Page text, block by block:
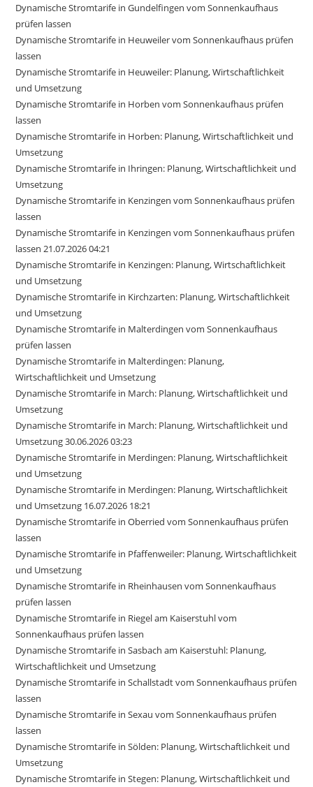
Dynamische Stromtarife in Gundelfingen vom Sonnenkaufhaus
prüfen lassen
Dynamische Stromtarife in Heuweiler vom Sonnenkaufhaus prüfen
lassen
Dynamische Stromtarife in Heuweiler: Planung, Wirtschaftlichkeit
und Umsetzung
Dynamische Stromtarife in Horben vom Sonnenkaufhaus prüfen
lassen
Dynamische Stromtarife in Horben: Planung, Wirtschaftlichkeit und
Umsetzung
Dynamische Stromtarife in Ihringen: Planung, Wirtschaftlichkeit und
Umsetzung
Dynamische Stromtarife in Kenzingen vom Sonnenkaufhaus prüfen
lassen
Dynamische Stromtarife in Kenzingen vom Sonnenkaufhaus prüfen
lassen 21.07.2026 04:21
Dynamische Stromtarife in Kenzingen: Planung, Wirtschaftlichkeit
und Umsetzung
Dynamische Stromtarife in Kirchzarten: Planung, Wirtschaftlichkeit
und Umsetzung
Dynamische Stromtarife in Malterdingen vom Sonnenkaufhaus
prüfen lassen
Dynamische Stromtarife in Malterdingen: Planung,
Wirtschaftlichkeit und Umsetzung
Dynamische Stromtarife in March: Planung, Wirtschaftlichkeit und
Umsetzung
Dynamische Stromtarife in March: Planung, Wirtschaftlichkeit und
Umsetzung 30.06.2026 03:23
Dynamische Stromtarife in Merdingen: Planung, Wirtschaftlichkeit
und Umsetzung
Dynamische Stromtarife in Merdingen: Planung, Wirtschaftlichkeit
und Umsetzung 16.07.2026 18:21
Dynamische Stromtarife in Oberried vom Sonnenkaufhaus prüfen
lassen
Dynamische Stromtarife in Pfaffenweiler: Planung, Wirtschaftlichkeit
und Umsetzung
Dynamische Stromtarife in Rheinhausen vom Sonnenkaufhaus
prüfen lassen
Dynamische Stromtarife in Riegel am Kaiserstuhl vom
Sonnenkaufhaus prüfen lassen
Dynamische Stromtarife in Sasbach am Kaiserstuhl: Planung,
Wirtschaftlichkeit und Umsetzung
Dynamische Stromtarife in Schallstadt vom Sonnenkaufhaus prüfen
lassen
Dynamische Stromtarife in Sexau vom Sonnenkaufhaus prüfen
lassen
Dynamische Stromtarife in Sölden: Planung, Wirtschaftlichkeit und
Umsetzung
Dynamische Stromtarife in Stegen: Planung, Wirtschaftlichkeit und